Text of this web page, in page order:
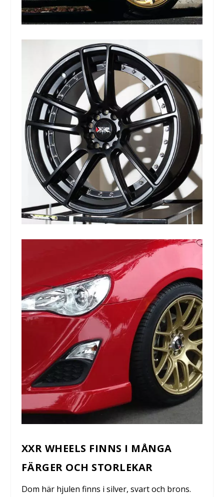
XXR WHEELS FINNS I MÅNGA
FÄRGER OCH STORLEKAR
Dom här hjulen finns i silver, svart och brons.